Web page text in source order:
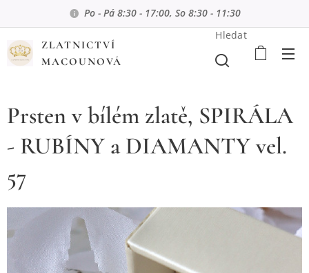
Po - Pá 8:30 - 17:00, So 8:30 - 11:30
ZLATNICTVÍ
MACOUNOVÁ
Hledat
Prsten v bílém zlatě, SPIRÁLA
- RUBÍNY a DIAMANTY vel.
57